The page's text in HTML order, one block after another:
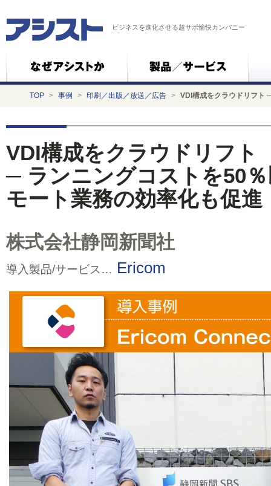
ビジネスを進化させる超サポ愉快カンパニー
TOP > 事例 > 印刷／出版／放送／広告 > VDI構成をクラウドリフト
VDI構成をクラウドリフト
─ ランニングコストを50
モート業務の効率化も促進
株式会社静岡新聞社
導入製品/サービス… Ericom